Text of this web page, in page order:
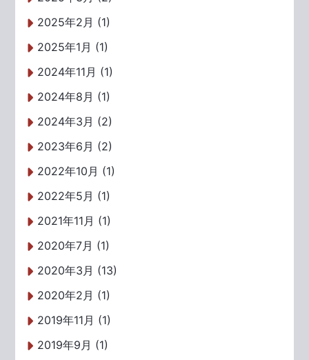
2025年2月 (1)
2025年1月 (1)
2024年11月 (1)
2024年8月 (1)
2024年3月 (2)
2023年6月 (2)
2022年10月 (1)
2022年5月 (1)
2021年11月 (1)
2020年7月 (1)
2020年3月 (13)
2020年2月 (1)
2019年11月 (1)
2019年9月 (1)